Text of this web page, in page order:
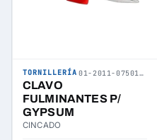
TORNILLERÍA 01-2011-075019-02
CLAVO
FULMINANTES P/
GYPSUM
CINCADO